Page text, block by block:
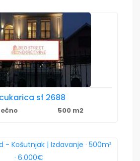
sf 2688
500 m2